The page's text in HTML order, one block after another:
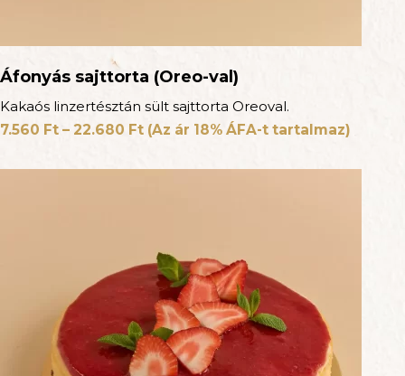
Áfonyás sajttorta (Oreo-val)
Kakaós linzertésztán sült sajttorta Oreoval.
7.560 Ft – 22.680 Ft (Az ár 18% ÁFA-t tartalmaz)